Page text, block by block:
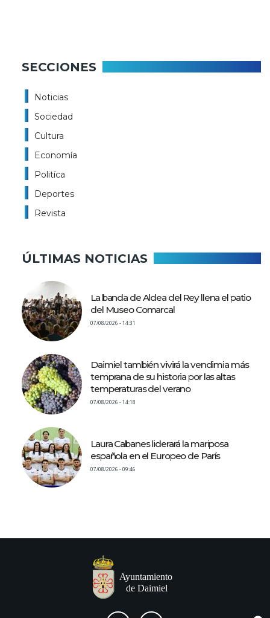
SECCIONES
Noticias
Sociedad
Cultura
Economía
Politíca
Deportes
Revista
ÚLTIMAS NOTICIAS
La banda de Aldea del Rey llena el patio
del Museo Comarcal
07/08/2026 - 14:31
Daimiel también vivirá la vendimia más
temprana de su historia por las altas
temperaturas del verano
07/08/2026 - 14:18
Laura Cabanes liderará la mariposa
española en el Europeo de París
07/08/2026 - 09:46